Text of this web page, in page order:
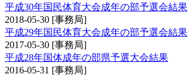
平成30年国民体育大会成年の部予選会結果
2018-05-30 [事務局]
平成29年国民体育大会成年の部予選会結果
2017-05-30 [事務局]
平成28年国体成年の部県予選大会結果
2016-05-31 [事務局]